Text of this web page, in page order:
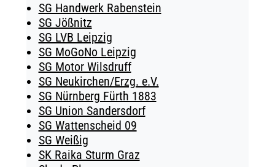
SG Handwerk Rabenstein
SG Jößnitz
SG LVB Leipzig
SG MoGoNo Leipzig
SG Motor Wilsdruff
SG Neukirchen/Erzg. e.V.
SG Nürnberg Fürth 1883
SG Union Sandersdorf
SG Wattenscheid 09
SG Weißig
SK Raika Sturm Graz